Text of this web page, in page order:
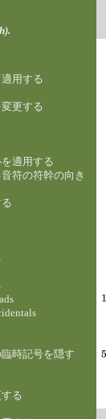
用する
更する
適用する
符の符幹の向き
時記号を隠す
る